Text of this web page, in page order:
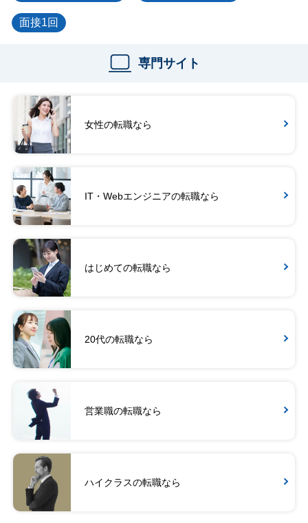
面接1回
専門サイト
女性の転職なら
IT・Webエンジニアの転職なら
はじめての転職なら
20代の転職なら
営業職の転職なら
ハイクラスの転職なら